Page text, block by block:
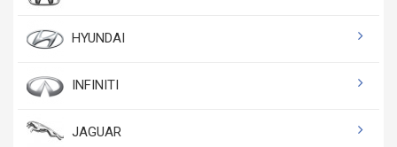
HYUNDAI
INFINITI
JAGUAR